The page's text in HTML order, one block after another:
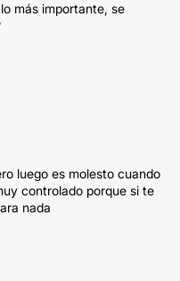
más importante, se
luego es molesto cuando
controlado porque si te
nada